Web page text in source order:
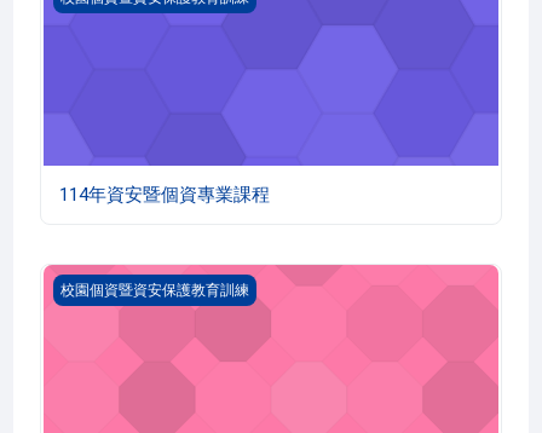
114年資安暨個資專業課程
114年資安暨個資通識課程
校園個資暨資安保護教育訓練